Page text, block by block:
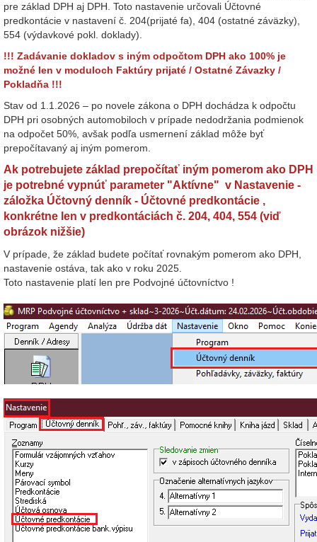
pre základ DPH aj DPH. Toto nastavenie určovali Účtovné
predkontácie v nastavení č. 204(prijaté fa), 404 (ostatné záväzky),
554 (výdavkové pokl. doklady).
!!! Zadávanie dokladov s iným odpočtom DPH ako 100% je
možné len v moduloch Faktúry prijaté / Ostatné Závazky /
Pokladňa !!!
Stav od 1.1.2026 – po novele zákona o DPH dochádza k odpočtu
DPH pri osobných automobiloch v prípade nedodržania podmienok
na odpočet 50%, avšak podľa usmernení základ môže byť
prepočítavaný aj iným pomerom.
Ak potrebujete základ prepočítať iným pomerom ako DPH
je potrebné vypnúť parameter "Aktívne" v Nastavenie -
záložka Účtovný denník - Účtovné predkontácie ,
konkrétne len v predkontáciách č. 204, 404, 554 (viď
obrázok nižšie)
V prípade, že základ budete počítať rovnakým pomerom ako DPH,
nastavenie ostáva, tak ako v roku 2025.
Toto nastavenie platí len pre Podvojné účtovníctvo !